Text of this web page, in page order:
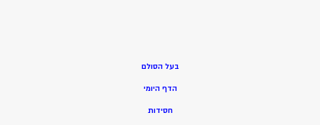
בעל הסולם
הדף היומי
חסידות